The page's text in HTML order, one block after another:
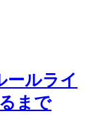
ールライ
まで